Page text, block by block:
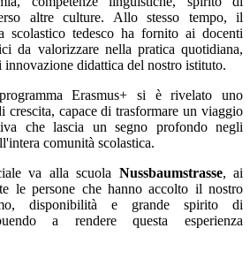
altre culture. Allo stesso tempo, il
scolastico tedesco ha fornito ai docenti
da valorizzare nella pratica quotidiana,
didattica del nostro istituto.
Erasmus+ si è rivelato uno
crescita, capace di trasformare un viaggio
che lascia un segno profondo negli
comunità scolastica.
va alla scuola Nussbaumstrasse, ai
le persone che hanno accolto il nostro
disponibilità e grande spirito di
a rendere questa esperienza